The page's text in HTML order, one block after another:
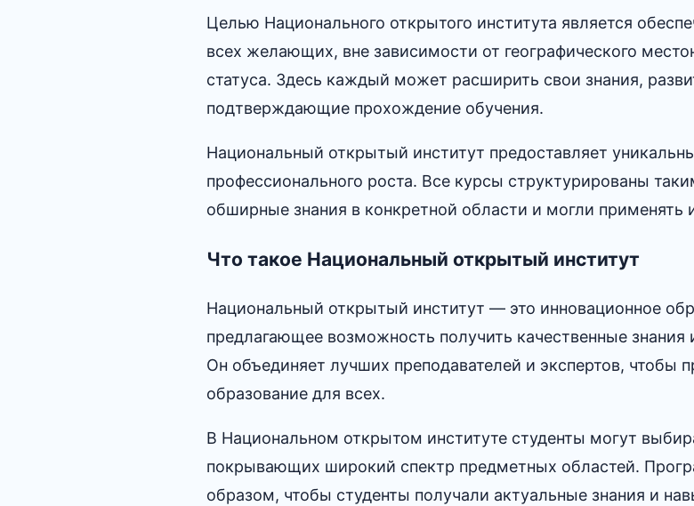
Целью Национального открытого института является
всех желающих, вне зависимости от географического
статуса.​ Здесь каждый может расширить свои знания,
подтверждающие прохождение обучения.
Национальный открытый институт предоставляет
профессионального роста.​ Все курсы структурированы
обширные знания в конкретной области и могли применять
Что такое Национальный открытый институт
Национальный открытый институт ― это инновационное
предлагающее возможность получить качественные
Он объединяет лучших преподавателей и экспертов, чтобы
образование для всех.​
В Национальном открытом институте студенты могут
покрывающих широкий спектр предметных областей.​
образом, чтобы студенты получали актуальные знания и